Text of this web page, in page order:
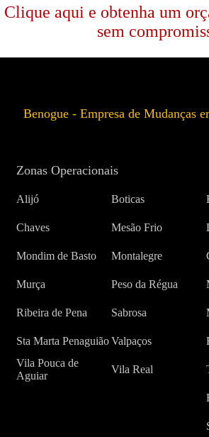
Clique aqui e obtenha um
sem
Benogue - Empresa de Mudanças
Zonas Operacionais
Alijó Boticas
Chaves Mesão Frio
Mondim de Basto Montalegre
Murça Peso da Régua
Ribeira de Pena Sabrosa
Sta Marta Penaguião Valpaços
Vila Pouca de
Aguiar
Vila Real